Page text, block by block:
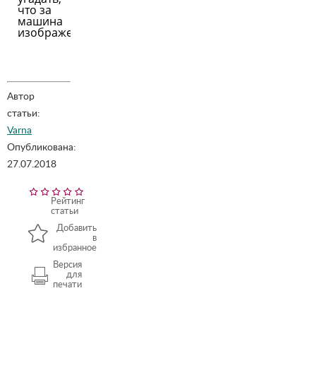
что за
машина
изображена
Автор
статьи:
Varna
Опубликована:
27.07.2018
Рейтинг
статьи
Добавить
в
избранное
Версия
для
печати